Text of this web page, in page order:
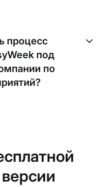
бронированиями
продажи
со
системой.
процесс
под
по
слоты и многое